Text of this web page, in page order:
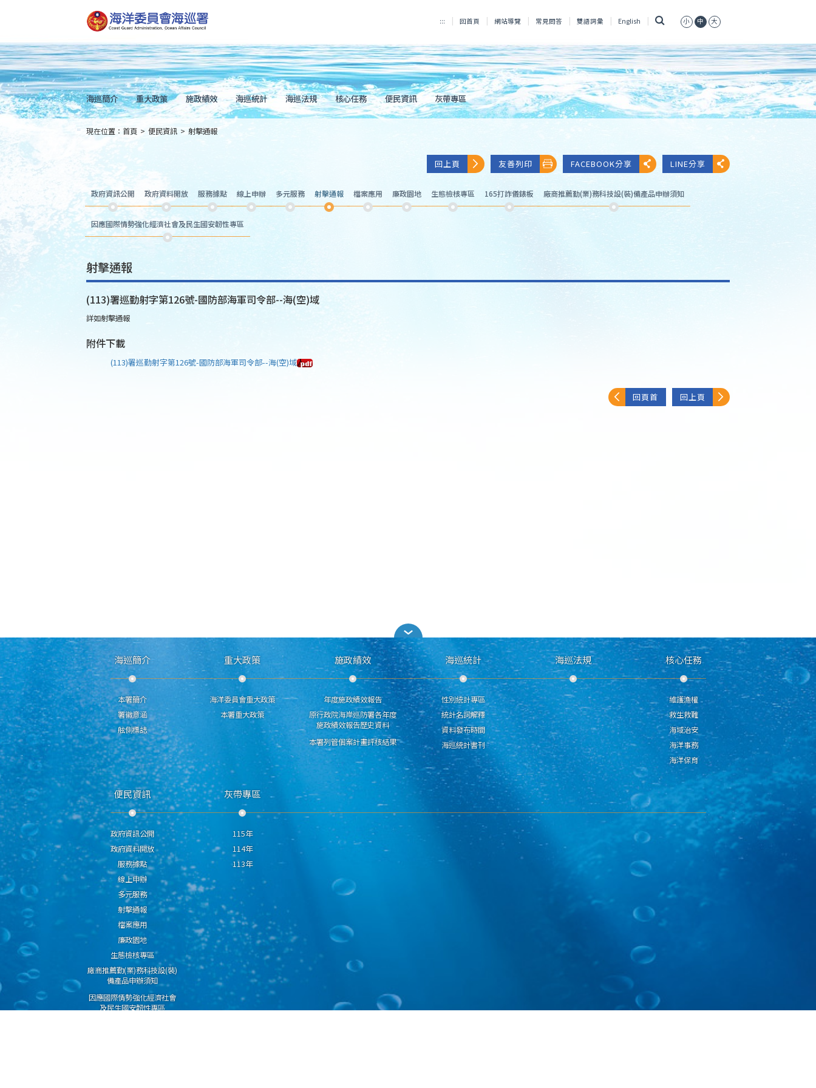
到
主
內
容
Skip
to
main
content
::: 回首頁 網站導覽 常見問答 雙語詞彙 English 小 中 大
海巡簡介 重大政策 施政績效 海巡統計 海巡法規 核心任務 便民資訊 灰帶專區
::: 現在位置： 首頁 > 便民資訊 > 射擊通報
回上頁 友善列印 FACEBOOK分享 LINE分享
政府資訊公開 政府資料開放 服務據點 線上申辦 多元服務 射擊通報 檔案應用 廉政園地 生態檢核專區 165打詐儀錶板 廠商推薦勤(業)務科技設(裝)備產品申辦須知
因應國際情勢強化經濟社會及民生國安韌性專區
射擊通報
(113)署巡勤射字第126號-國防部海軍司令部--海(空)域
詳如射擊通報
附件下載
(113)署巡勤射字第126號-國防部海軍司令部--海(空)域
回頁首 回上頁
海巡簡介
本署簡介
署徽意涵
舷側標誌
重大政策
海洋委員會重大政策
本署重大政策
施政績效
年度施政績效報告
原行政院海岸巡防署各年度
施政績效報告歷史資料
本署列管個案計畫評核結果
海巡統計
性別統計專區
統計名詞解釋
資料發布時間
海巡統計書刊
海巡法規 核心任務
維護漁權
救生救難
海域治安
海洋事務
海洋保育
便民資訊
政府資訊公開
政府資料開放
服務據點
線上申辦
多元服務
射擊通報
檔案應用
廉政園地
生態檢核專區
廠商推薦勤(業)務科技設(裝)
備產品申辦須知
因應國際情勢強化經濟社會
及民生國安韌性專區
灰帶專區
115年
114年
113年